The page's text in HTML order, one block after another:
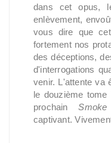
dans cet opus,
enlèvement,
vous dire que
fortement nos
des déceptions,
d'interrogations
venir. L'attente va
le douzième
prochain
captivant.